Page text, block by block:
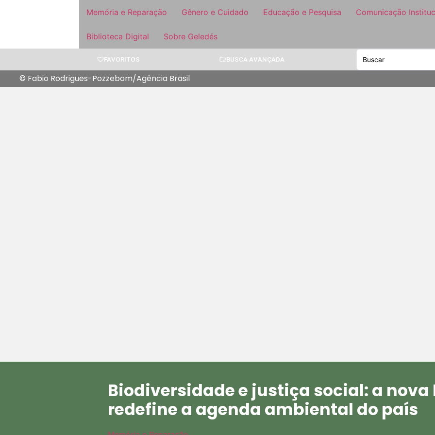
Memória e Reparação Gênero e Cuidado Educação e Pesquisa Comunicação
Biblioteca Digital Sobre Geledés
FAVORITOS BUSCA AVANÇADA
© Fabio Rodrigues-Pozzebom/Agência Brasil
Biodiversidade e justiça social: a nova
redefine a agenda ambiental do país